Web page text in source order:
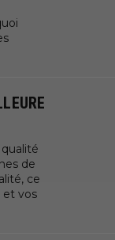
de
ce
et vos